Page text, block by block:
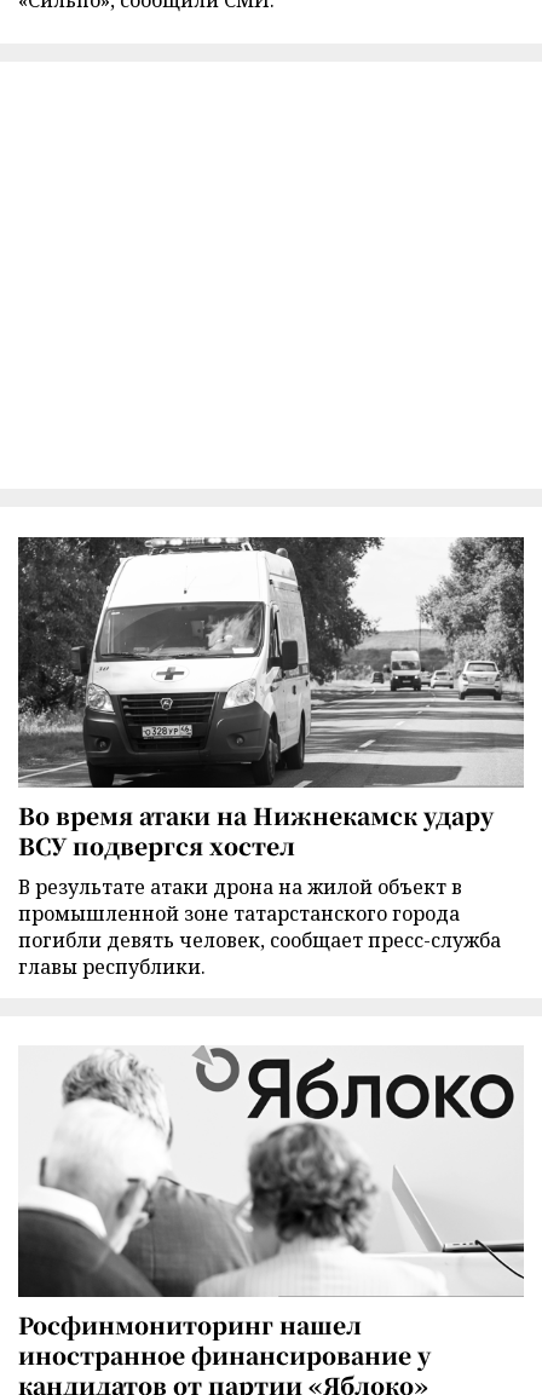
Во время атаки на Нижнекамск удару
ВСУ подвергся хостел
В результате атаки дрона на жилой объект в
промышленной зоне татарстанского города
погибли девять человек, сообщает пресс-служба
главы республики.
Росфинмониторинг нашел
иностранное финансирование у
кандидатов от партии «Яблоко»